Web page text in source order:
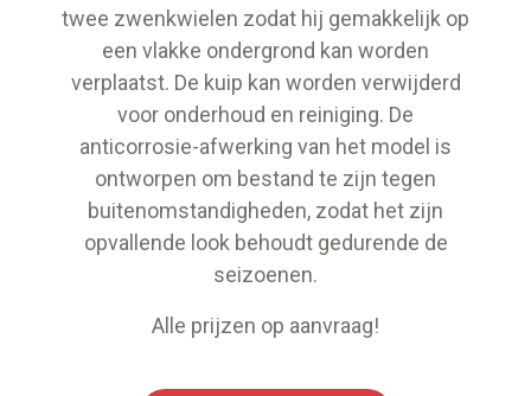
twee zwenkwielen zodat hij gemakkelijk op
een vlakke ondergrond kan worden
verplaatst. De kuip kan worden verwijderd
voor onderhoud en reiniging. De
anticorrosie-afwerking van het model is
ontworpen om bestand te zijn tegen
buitenomstandigheden, zodat het zijn
opvallende look behoudt gedurende de
seizoenen.
Alle prijzen op aanvraag!